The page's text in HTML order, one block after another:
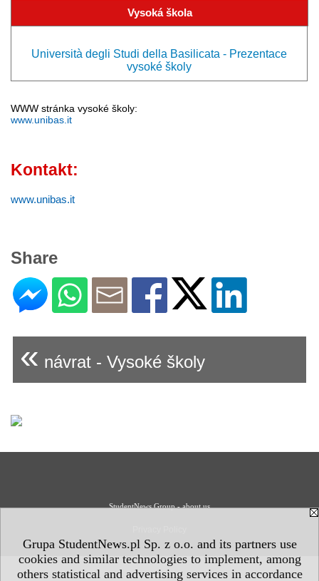
Grupa StudentNews.pl Sp. z o.o. and its partners use
cookies and similar technologies to implement, among
others statistical and advertising services in accordance
Vysoká škola
Università degli Studi della Basilicata - Prezentace
vysoké školy
WWW stránka vysoké školy:
www.unibas.it
Kontakt:
www.unibas.it
Share
« návrat - Vysoké školy
StudentNews Group - about us